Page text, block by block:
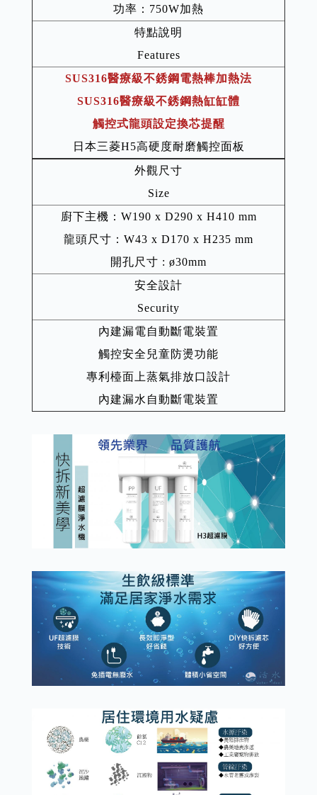
功率：750W加熱
特點說明
Features
SUS316醫療級不銹鋼電熱棒加熱法
SUS316醫療級不銹鋼熱缸缸體
觸控式龍頭設定換芯提醒
日本三菱H5高硬度耐磨觸控面板
外觀尺寸
Size
廚下主機：W190 x D290 x H410 mm
龍頭尺寸：W43 x D170 x H235 mm
開孔尺寸 : ø30mm
安全設計
Security
內建漏電自動斷電裝置
觸控安全兒童防燙功能
專利檯面上蒸氣排放口設計
內建漏水自動斷電裝置